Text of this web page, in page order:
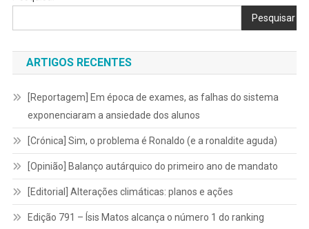
Pesquisar
ARTIGOS RECENTES
[Reportagem] Em época de exames, as falhas do sistema
exponenciaram a ansiedade dos alunos
[Crónica] Sim, o problema é Ronaldo (e a ronaldite aguda)
[Opinião] Balanço autárquico do primeiro ano de mandato
[Editorial] Alterações climáticas: planos e ações
Edição 791 – Ísis Matos alcança o número 1 do ranking